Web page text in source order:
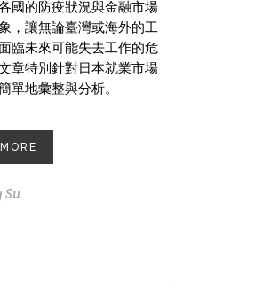
國的防疫狀況與金融市場
，讓無論臺灣或海外的工
臨未來可能失去工作的危
章特別針對日本就業市場
單地彙整與分析。
Su